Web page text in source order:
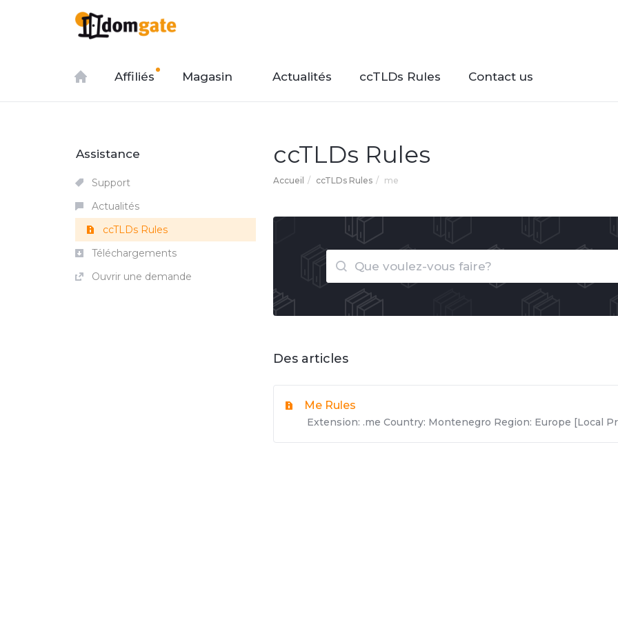
Affiliés Magasin Actualités ccTLDs Rules Contact us
ccTLDs Rules
Accueil ccTLDs Rules me
Des articles
Me Rules
Extension: .me Country: Montenegro Region: Europe [Local
Assistance
Support
Actualités
ccTLDs Rules
Téléchargements
Ouvrir une demande